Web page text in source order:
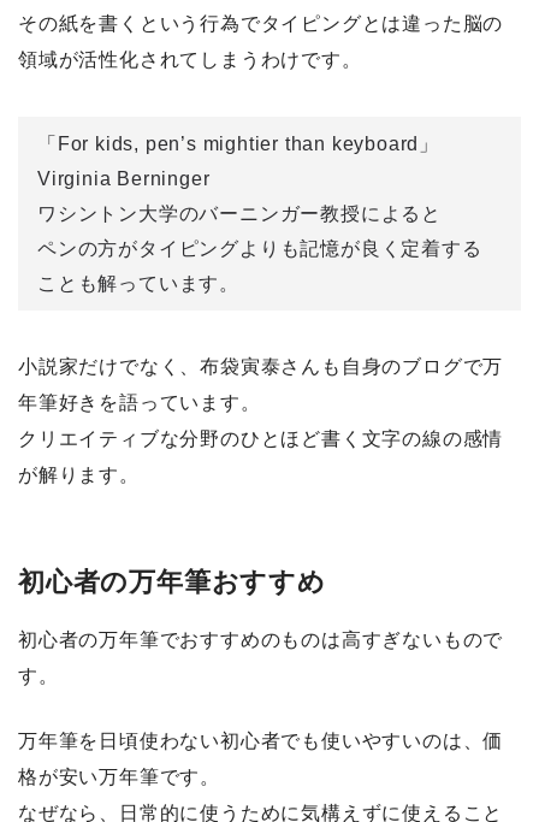
その紙を書くという行為でタイピングとは違った脳の
領域が活性化されてしまうわけです。
「For kids, pen’s mightier than keyboard」
Virginia Berninger
ワシントン大学のバーニンガー教授によると
ペンの方がタイピングよりも記憶が良く定着する
ことも解っています。
小説家だけでなく、布袋寅泰さんも自身のブログで万
年筆好きを語っています。
クリエイティブな分野のひとほど書く文字の線の感情
が解ります。
初心者の万年筆おすすめ
初心者の万年筆でおすすめのものは高すぎないもので
す。
万年筆を日頃使わない初心者でも使いやすいのは、価
格が安い万年筆です。
なぜなら、日常的に使うために気構えずに使えること